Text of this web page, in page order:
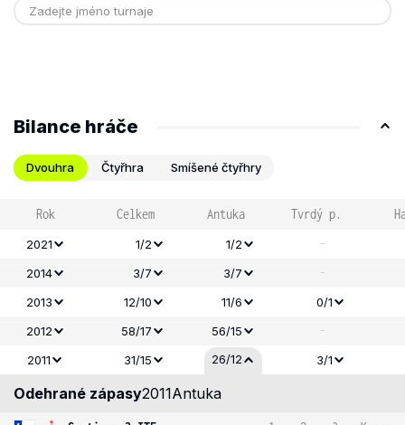
Bilance hráče
Dvouhra Čtyřhra Smíšené čtyřhry
Rok Celkem Antuka Tvrdý p.
2021 1/2 1/2 -
2014 3/7 3/7 -
2013 12/10 11/6
0/1
2012
58/17 56/15 -
2011 31/15 26/12 3/1
Odehrané zápasy2011Antuka